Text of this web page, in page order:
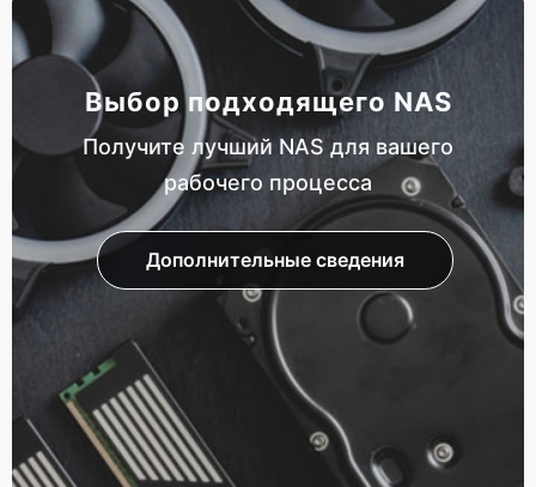
Выбор подходящего NAS
Получите лучший NAS для вашего
рабочего процесса
Дополнительные сведения